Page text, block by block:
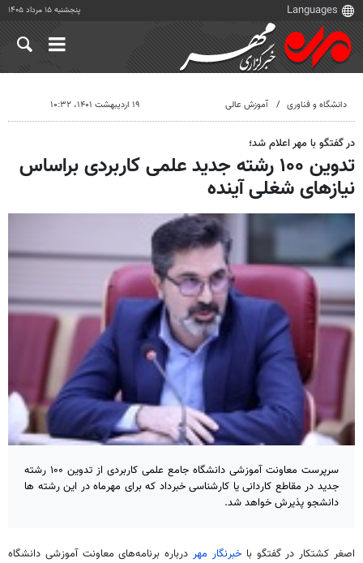
پنجشنبه ۱۵ مرداد ۱۴۰۵
دانشگاه و فناوری آموزش عالی ۱۹ اردیبهشت ۱۴۰۱، ۱۰:۳۲
در گفتگو با مهر اعلام شد؛
تدوین ۱۰۰ رشته جدید علمی کاربردی براساس
نیازهای شغلی آینده
سرپرست معاونت آموزشی دانشگاه جامع علمی کاربردی از تدوین ۱۰۰ رشته
جدید در مقاطع کاردانی یا کارشناسی خبرداد که برای مهرماه در این رشته ها
دانشجو پذیرش خواهد شد.
اصغر کشتکار در گفتگو باخبرنگار مهر درباره برنامه‌های معاونت آموزشی دانشگاه